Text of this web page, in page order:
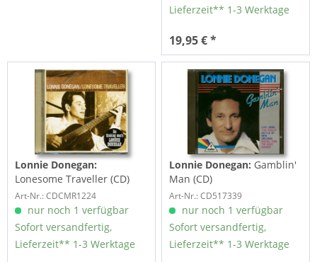
Lieferzeit** 1-3 Werktage
19,95 € *
Lonnie Donegan:
Lonesome Traveller (CD)
Art-Nr.: CDCMR1224
nur noch 1 verfügbar
Sofort versandfertig,
Lieferzeit** 1-3 Werktage
Lonnie Donegan: Gamblin'
Man (CD)
Art-Nr.: CD517339
nur noch 1 verfügbar
Sofort versandfertig,
Lieferzeit** 1-3 Werktage